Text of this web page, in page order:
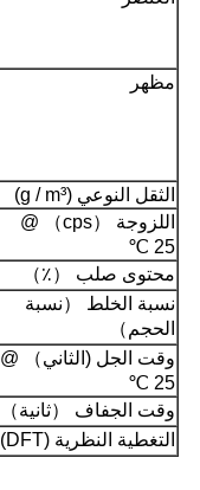
مظهر
الثقل النوعي (g / m³)
اللزوجة （cps） @
25 ℃
محتوى صلب （٪）
نسبة الخلط （نسبة
الحجم）
وقت الجل (الثاني） @
25 ℃
وقت الجفاف （ثانية）
التغطية النظرية (DFT)